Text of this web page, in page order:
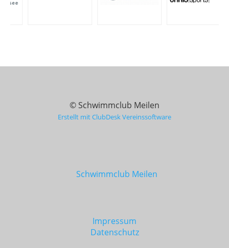
© Schwimmclub Meilen
Erstellt mit ClubDesk Vereinssoftware
Schwimmclub Meilen
Impressum
Datenschutz